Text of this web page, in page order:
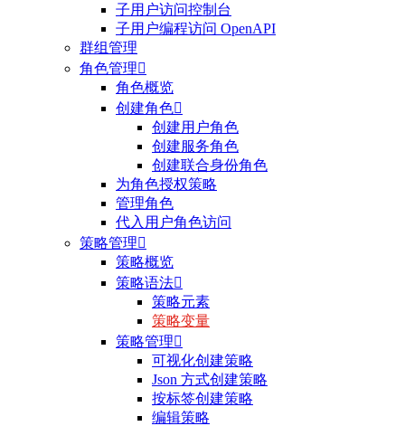
子用户访问控制台
子用户编程访问 OpenAPI
群组管理
角色管理
角色概览
创建角色
创建用户角色
创建服务角色
创建联合身份角色
为角色授权策略
管理角色
代入用户角色访问
策略管理
策略概览
策略语法
策略元素
策略变量
策略管理
可视化创建策略
Json 方式创建策略
按标签创建策略
编辑策略